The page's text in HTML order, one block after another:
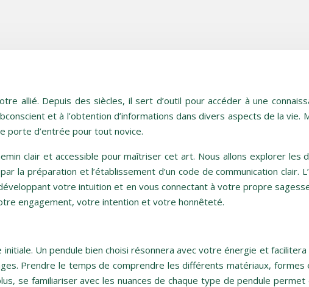
allié. Depuis des siècles, il sert d’outil pour accéder à une
et à l’obtention d’informations dans divers aspects de la vie.
porte d’entrée pour tout novice.
clair et accessible pour maîtriser cet art. Nous allons explorer les
la préparation et l’établissement d’un code de communication clair.
votre intuition et en vous connectant à votre propre
engagement, votre intention et votre honnêteté.
Un pendule bien choisi résonnera avec votre énergie et
Prendre le temps de comprendre les différents matériaux,
se familiariser avec les nuances de chaque type de pendule permet